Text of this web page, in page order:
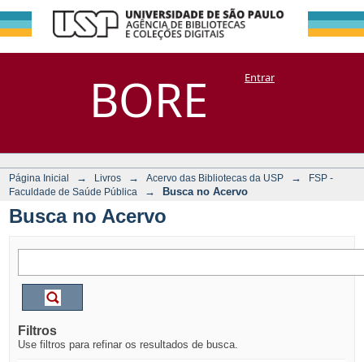
BORE
Busca no Acervo
DSpace/Manakin + CoriscoEntrar
Página Inicial → Livros → Acervo das Bibliotecas da USP →
FSP -
Faculdade de Saúde Pública
→ Busca no Acervo
Busca no Acervo
Filtros
Use filtros para refinar os resultados de busca.